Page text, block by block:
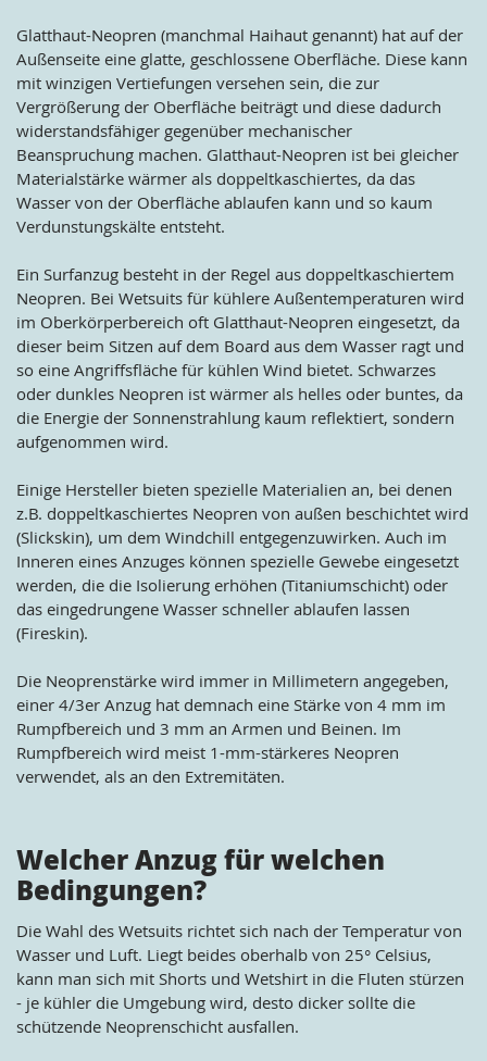
Glatthaut-Neopren (manchmal Haihaut genannt) hat auf der
Außenseite eine glatte, geschlossene Oberfläche. Diese kann
mit winzigen Vertiefungen versehen sein, die zur
Vergrößerung der Oberfläche beiträgt und diese dadurch
widerstandsfähiger gegenüber mechanischer
Beanspruchung machen. Glatthaut-Neopren ist bei gleicher
Materialstärke wärmer als doppeltkaschiertes, da das
Wasser von der Oberfläche ablaufen kann und so kaum
Verdunstungskälte entsteht.
Ein Surfanzug besteht in der Regel aus doppeltkaschiertem
Neopren. Bei Wetsuits für kühlere Außentemperaturen wird
im Oberkörperbereich oft Glatthaut-Neopren eingesetzt, da
dieser beim Sitzen auf dem Board aus dem Wasser ragt und
so eine Angriffsfläche für kühlen Wind bietet. Schwarzes
oder dunkles Neopren ist wärmer als helles oder buntes, da
die Energie der Sonnenstrahlung kaum reflektiert, sondern
aufgenommen wird.
Einige Hersteller bieten spezielle Materialien an, bei denen
z.B. doppeltkaschiertes Neopren von außen beschichtet wird
(Slickskin), um dem Windchill entgegenzuwirken. Auch im
Inneren eines Anzuges können spezielle Gewebe eingesetzt
werden, die die Isolierung erhöhen (Titaniumschicht) oder
das eingedrungene Wasser schneller ablaufen lassen
(Fireskin).
Die Neoprenstärke wird immer in Millimetern angegeben,
einer 4/3er Anzug hat demnach eine Stärke von 4 mm im
Rumpfbereich und 3 mm an Armen und Beinen. Im
Rumpfbereich wird meist 1-mm-stärkeres Neopren
verwendet, als an den Extremitäten.
Welcher Anzug für welchen
Bedingungen?
Die Wahl des Wetsuits richtet sich nach der Temperatur von
Wasser und Luft. Liegt beides oberhalb von 25° Celsius,
kann man sich mit Shorts und Wetshirt in die Fluten stürzen
- je kühler die Umgebung wird, desto dicker sollte die
schützende Neoprenschicht ausfallen.